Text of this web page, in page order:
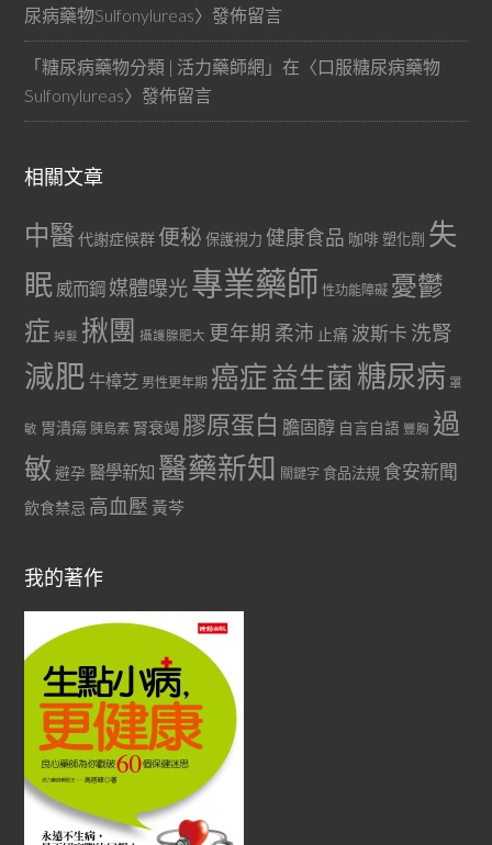
尿病藥物Sulfonylureas〉發佈留言
「糖尿病藥物分類 | 活力藥師網 」在〈口服糖尿病藥物
Sulfonylureas〉發佈留言
相關文章
中醫代謝症候群 便秘 保護視力 健康食品 咖啡 塑化劑 失
眠 威而鋼 媒體曝光專業藥師 性功能障礙 憂鬱
症 掉髮 揪團 攝護腺肥大 更年期 柔沛 止痛 波斯卡 洗腎
減肥 牛樟芝 男性更年期 癌症益生菌 糖尿病 罩
敏 胃潰瘍 胰島素 腎衰竭 膠原蛋白 膽固醇 自言自語 豐胸 過
敏 避孕 醫學新知 醫藥新知 關鍵字 食品法規 食安新聞
飲食禁忌 高血壓 黃芩
我的著作